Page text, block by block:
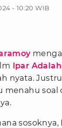
- 10:20 WIB
Ipar
nyata.
menahu soal
sosoknya,